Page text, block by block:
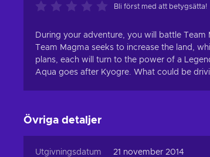
Bli först med att betygsätta!
During your adventure, you will battle
Team Magma seeks to increase the land,
plans, each will turn to the power of a
Aqua goes after Kyogre. What could be
Övriga detaljer
Utgivningsdatum
21 november 2014